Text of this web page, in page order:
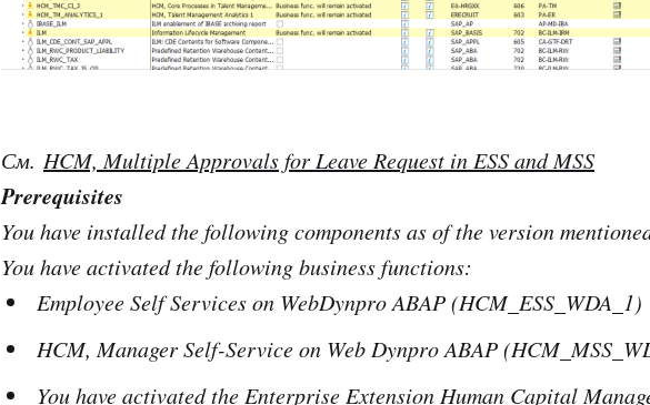
См. HCM, Multiple Approvals for Leave Request in ESS and MSS
Prerequisites
You have installed the following components as of the version
You have activated the following business functions:
Employee Self Services on WebDynpro ABAP (HCM_ESS_WDA_1)
HCM, Manager Self-Service on Web Dynpro ABAP
You have activated the Enterprise Extension Human Capital